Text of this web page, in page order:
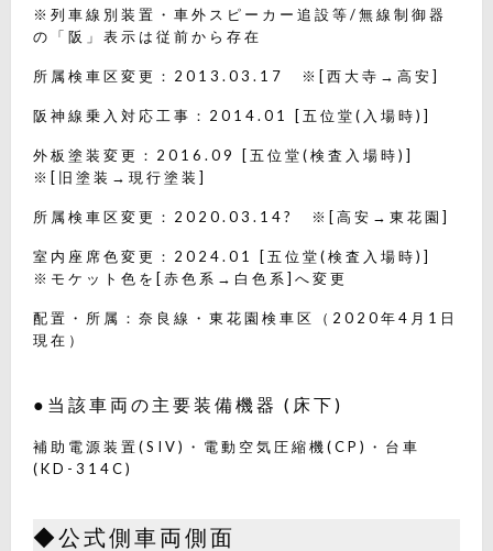
※列車線別装置・車外スピーカー追設等/無線制御器
の「阪」表示は従前から存在
所属検車区変更：2013.03.17 ※[西大寺→高安]
阪神線乗入対応工事：2014.01 [五位堂(入場時)]
外板塗装変更：2016.09 [五位堂(検査入場時)]
※[旧塗装→現行塗装]
所属検車区変更：2020.03.14? ※[高安→東花園]
室内座席色変更：2024.01 [五位堂(検査入場時)]
※モケット色を[赤色系→白色系]へ変更
配置・所属：奈良線・東花園検車区（2020年4月1日
現在）
●当該車両の主要装備機器 (床下)
補助電源装置(SIV)・電動空気圧縮機(CP)・台車
(KD-314C)
◆公式側車両側面